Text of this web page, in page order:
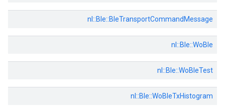
nl::Ble::BleTransportCommandMessage
nl::Ble::WoBle
nl::Ble::WoBleTest
nl::Ble::WoBleTxHistogram